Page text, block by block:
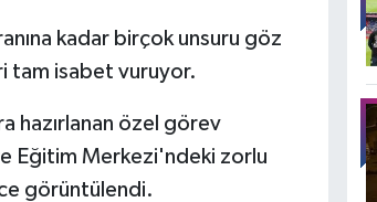
kadar birçok unsuru göz
tam isabet vuruyor.
hazırlanan özel görev
Eğitim Merkezi'ndeki zorlu
görüntülendi.